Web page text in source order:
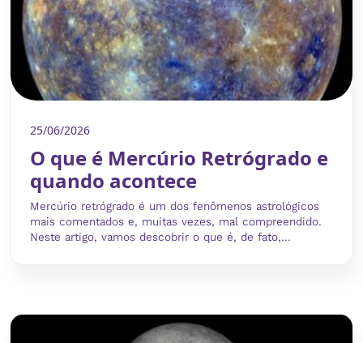
25/06/2026
O que é Mercúrio Retrógrado e
quando acontece
Mercúrio retrógrado é um dos fenômenos astrológicos
mais comentados e, muitas vezes, mal compreendido.
Neste artigo, vamos descobrir o que é, de fato,...